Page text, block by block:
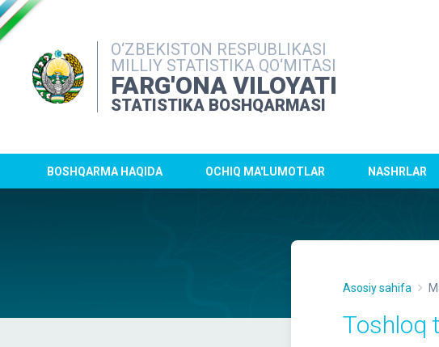
O‘ZBEKISTON RESPUBLIKASI
MILLIY STATISTIKA QO‘MITASI
FARG'ONA VILOYATI
STATISTIKA BOSHQARMASI
BOSHQARMA HAQIDA OCHIQ MA'LUMOTLAR NASHRLAR
Asosiy sahifa
Toshloq